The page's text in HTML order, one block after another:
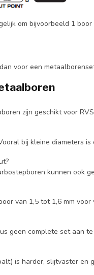
om bijvoorbeeld 1 boor
voor een
zijn geschikt voor
bij kleine diameters
kunnen ook
van 1,5 tot 1,6 mm voor
geen complete set aan
is harder, slijtvaster en